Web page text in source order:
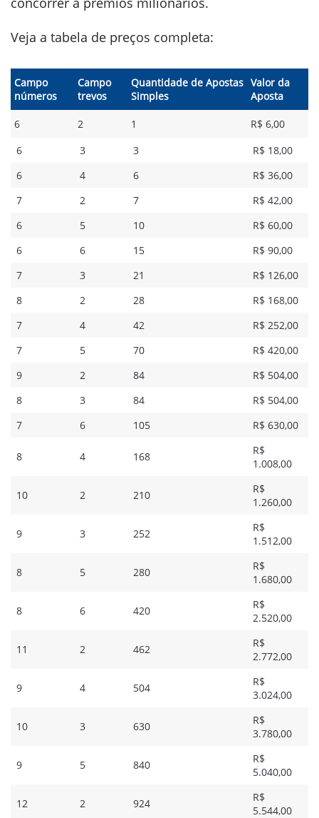
Veja a tabela de preços completa:
​​Campo
números
Campo
trevos
Quantidade de Apostas
Simples
Valor da
Aposta
6 2 1
R$ 6,00
​6
3 3
R$ 18,00
6
4 6
R$ 36,00
7
2 7
R$ 42,00
6
5 10
R$ 60,00
6
6 15
R$ 90,00
7
3 21
R$ 126,00
8
2 28
R$ 168,00
7
4 42
R$ 252,00
7
5 70
R$ 420,00
9
2 84
R$ 504,00
8
3 84
R$ 504,00
7
6 105 R$ 630,00
8 4 168
R$
1.008,00
10 2 210
R$
1.260,00
9 3 252
R$
1.512,00
8 5 280
R$
1.680,00
8 6 420
R$
2.520,00
11 2 462
R$
2.772,00
9 4 504
R$
3.024,00
10 3 630
R$
3.780,00
9 5 840
R$
5.040,00
12 2 924
R$
5.544,00